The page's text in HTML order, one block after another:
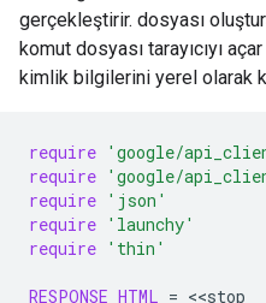
gerçekleştirir. dosyası
komut dosyası tarayıcıyı
kimlik bilgilerini yerel olarak
require 'google/
require 'google/
require 'json'
require 'launchy'
require 'thin'
RESPONSE_HTML = <<stop